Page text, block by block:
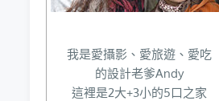
我是愛攝影、愛旅遊、愛吃
的設計老爹Andy
這裡是2大+3小的5口之家